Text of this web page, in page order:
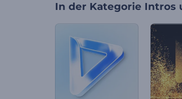
In der Kategorie Intros